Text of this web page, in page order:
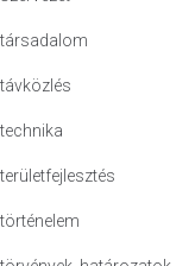
társadalom
távközlés
technika
területfejlesztés
történelem